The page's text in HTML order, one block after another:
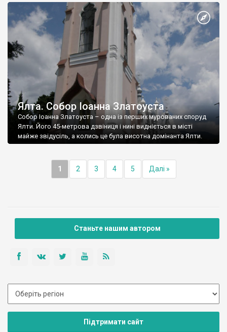
Ялта. Собор Іоанна Златоуста
Собор Іоанна Златоуста – одна із перших мурованих споруд
Ялти. Його 45-метрова дзвіниця і нині видніється в місті
майже звідусіль, а колись це була висотна домінанта Ялти.
1 2 3 4 5 Далі »
Станьте нашим автором
Підтримати сайт